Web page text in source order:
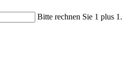
Bitte rechnen Sie 1 plus 1.